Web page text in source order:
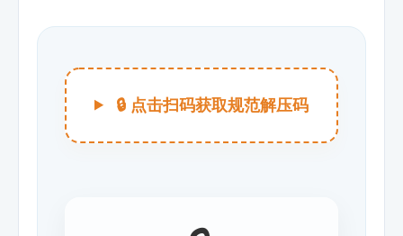
🔒 点击扫码获取规范解压码